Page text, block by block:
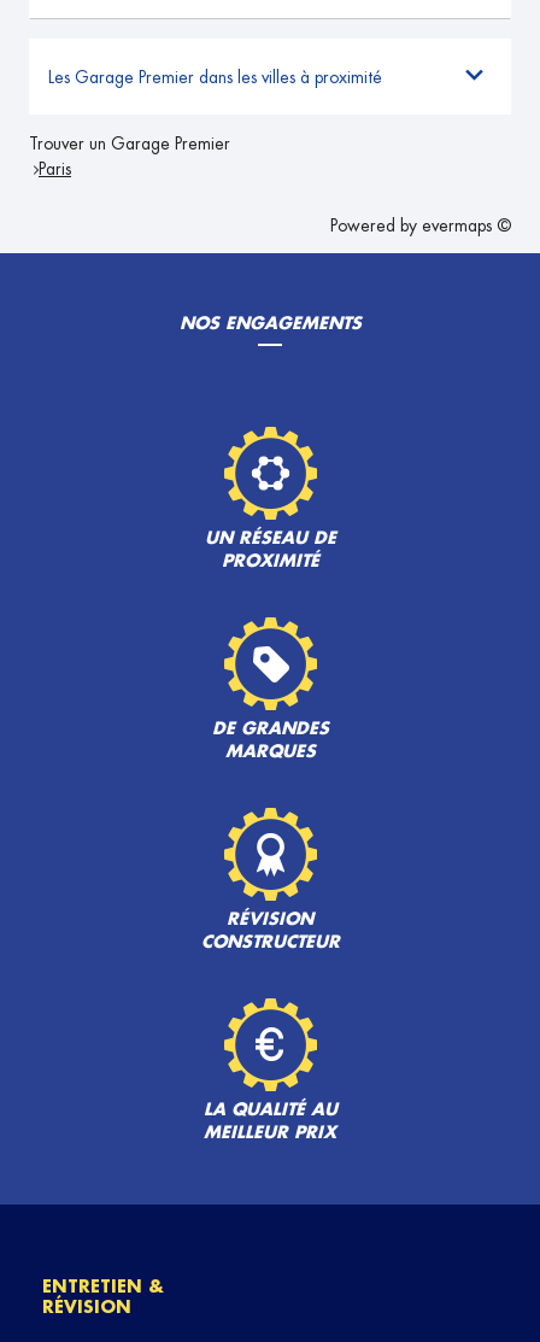
Les Garage Premier dans les villes à proximité
Trouver un Garage Premier
Paris
Powered by evermaps ©
NOS ENGAGEMENTS
UN RÉSEAU DE
PROXIMITÉ
DE GRANDES
MARQUES
RÉVISION
CONSTRUCTEUR
LA QUALITÉ AU
MEILLEUR PRIX
ENTRETIEN &
RÉVISION